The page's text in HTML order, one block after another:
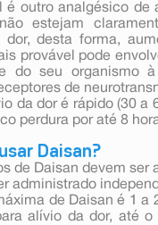
é outro analgésico de
estejam
dor, desta forma,
provável pode
do seu organismo
de
da dor é rápido (30 a
perdura por até 8
Daisan?
de Daisan devem ser
administrado
de Daisan é 1
alívio da dor, até